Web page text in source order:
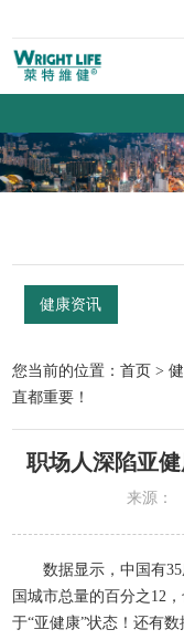
健康资讯
您当前的位置：首页 >
直都重要！
职场人深陷亚
来源：
数据显示，中国有35
国城市总量的百分之12
于“亚健康”状态！还有